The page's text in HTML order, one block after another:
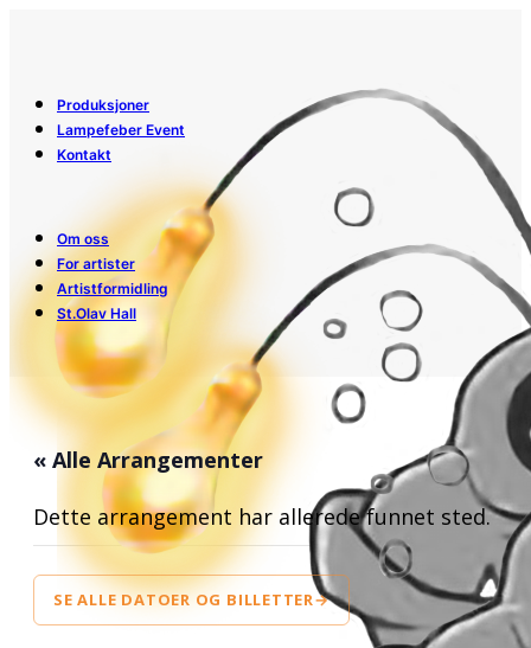
Produksjoner
Lampefeber Event
Kontakt
Om oss
For artister
Artistformidling
St.Olav Hall
« Alle Arrangementer
Dette arrangement har allerede funnet sted.
SE ALLE DATOER OG BILLETTER